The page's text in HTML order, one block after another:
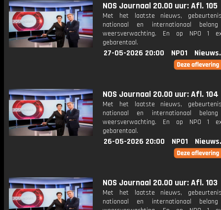
NOS Journaal 20.00 uur: Afl. 105
Met het laatste nieuws,
nationaal en internationaal
weersverwachting. En op NPO 1
gebarentaal.
27-05-2026 20:00 NPO1
NOS Journaal 20.00 uur: Afl. 104
Met het laatste nieuws,
nationaal en internationaal
weersverwachting. En op NPO 1
gebarentaal.
26-05-2026 20:00 NPO1
NOS Journaal 20.00 uur: Afl. 103
Met het laatste nieuws,
nationaal en internationaal